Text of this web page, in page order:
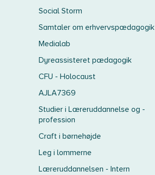
Social Storm
Samtaler om erhvervspædagogik
Medialab
Dyreassisteret pædagogik
CFU - Holocaust
AJLA7369
Studier i Læreruddannelse og -
profession
Craft i børnehøjde
Leg i lommerne
Læreruddannelsen - Intern